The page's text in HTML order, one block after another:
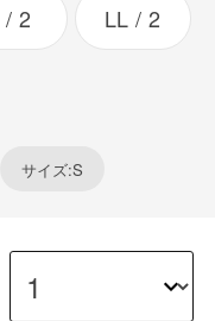
2 LL 2
サイズ:S